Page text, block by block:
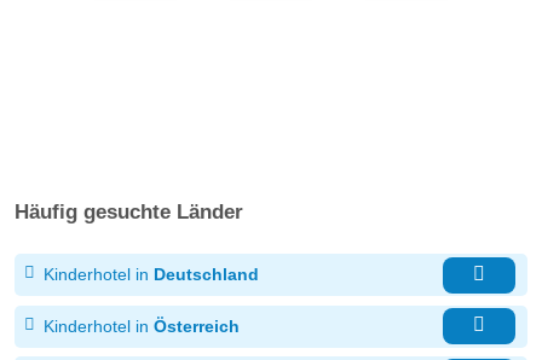
Häufig gesuchte Länder
Kinderhotel in Deutschland
Kinderhotel in Österreich